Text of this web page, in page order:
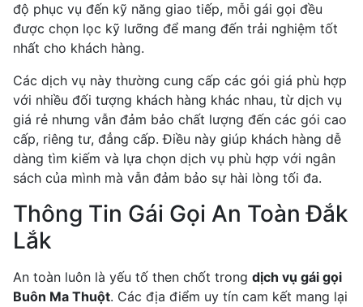
độ phục vụ đến kỹ năng giao tiếp, mỗi gái gọi đều
được chọn lọc kỹ lưỡng để mang đến trải nghiệm tốt
nhất cho khách hàng.
Các dịch vụ này thường cung cấp các gói giá phù hợp
với nhiều đối tượng khách hàng khác nhau, từ dịch vụ
giá rẻ nhưng vẫn đảm bảo chất lượng đến các gói cao
cấp, riêng tư, đẳng cấp. Điều này giúp khách hàng dễ
dàng tìm kiếm và lựa chọn dịch vụ phù hợp với ngân
sách của mình mà vẫn đảm bảo sự hài lòng tối đa.
Thông Tin Gái Gọi An Toàn Đắk
Lắk
An toàn luôn là yếu tố then chốt trong dịch vụ gái gọi
Buôn Ma Thuột. Các địa điểm uy tín cam kết mang lại